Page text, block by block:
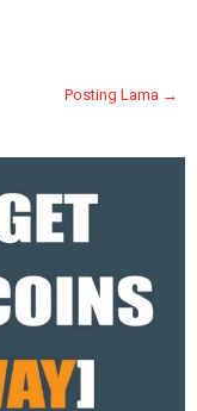
Posting Lama →